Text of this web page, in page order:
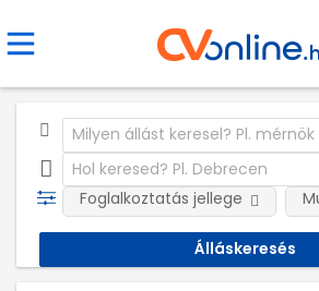
Foglalkoztatás jellege